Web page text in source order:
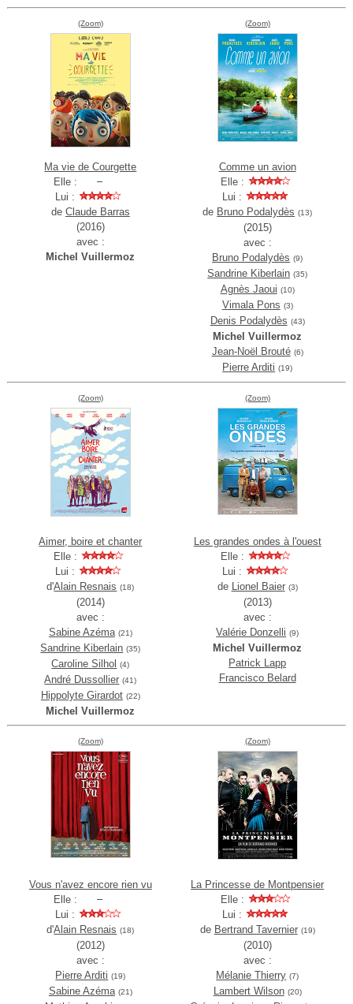
(Zoom)
Ma vie de Courgette
Elle :
Lui :
de Claude Barras
(2016)
avec :
Michel Vuillermoz
(Zoom)
Comme un avion
Elle :
Lui :
de Bruno Podalydès (13)
(2015)
avec :
Bruno Podalydès (9)
Sandrine Kiberlain (35)
Agnès Jaoui (10)
Vimala Pons (3)
Denis Podalydès (43)
Michel Vuillermoz
Jean-Noël Brouté (6)
Pierre Arditi (19)
(Zoom)
Aimer, boire et chanter
Elle :
Lui :
d'Alain Resnais (18)
(2014)
avec :
Sabine Azéma (21)
Sandrine Kiberlain (35)
Caroline Silhol (4)
André Dussollier (41)
Hippolyte Girardot (22)
Michel Vuillermoz
(Zoom)
Les grandes ondes à l'ouest
Elle :
Lui :
de Lionel Baier (3)
(2013)
avec :
Valérie Donzelli (9)
Michel Vuillermoz
Patrick Lapp
Francisco Belard
(Zoom)
Vous n'avez encore rien vu
Elle :
Lui :
d'Alain Resnais (18)
(2012)
avec :
Pierre Arditi (19)
Sabine Azéma (21)
(Zoom)
La Princesse de Montpensier
Elle :
Lui :
de Bertrand Tavernier (19)
(2010)
avec :
Mélanie Thierry (7)
Lambert Wilson (20)